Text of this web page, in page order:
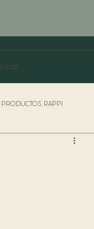
PRODUCTOS RAPPI
ESPECIALES